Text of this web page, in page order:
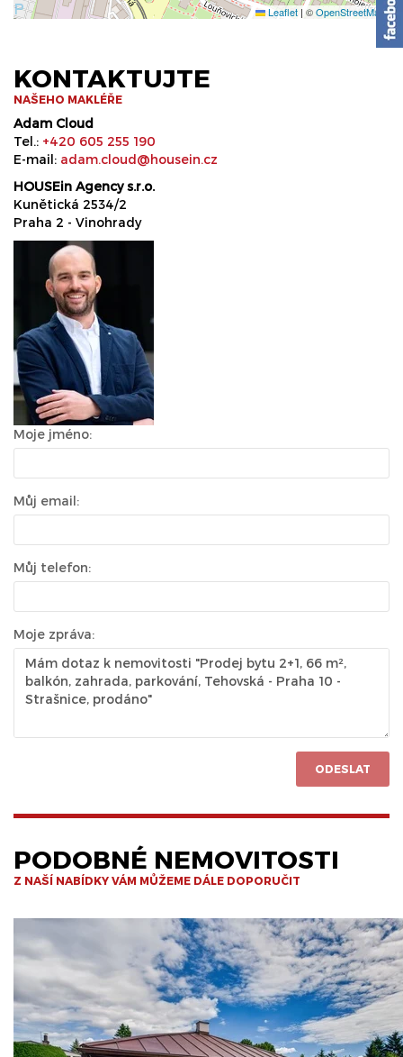
Leaflet | ©OpenStreetMap
KONTAKTUJTE
NAŠEHO MAKLÉŘE
Adam Cloud
Tel.: +420 605 255 190
E-mail: adam.cloud@housein.cz
HOUSEin Agency s.r.o.
Kunětická 2534/2
Praha 2 - Vinohrady
Moje jméno:
Můj email:
Můj telefon:
Moje zpráva:
ODESLAT
PODOBNÉ NEMOVITOSTI
Z NAŠÍ NABÍDKY VÁM MŮŽEME DÁLE DOPORUČIT